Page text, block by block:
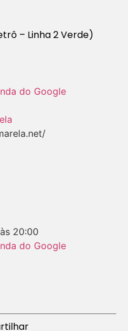
– Linha 2 Verde)
do Google
às 20:00
do Google